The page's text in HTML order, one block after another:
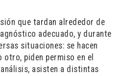
que tardan alrededor de
adecuado, y durante
situaciones: se hacen
otro, piden permiso en el
asisten a distintas